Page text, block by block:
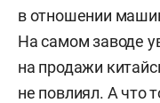
в отношении
На самом заводе
на продажи
не повлиял. А что